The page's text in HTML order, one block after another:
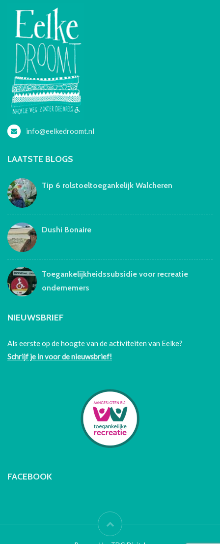
info@eelkedroomt.nl
LAATSTE BLOGS
Tip 6 rolstoeltoegankelijk Walcheren
Dushi Bonaire
Toegankelijkheidssubsidie voor recreatie
ondernemers
NIEUWSBRIEF
Als eerste op de hoogte van de activiteiten van Eelke?
Schrijf je in voor de nieuwsbrief!
FACEBOOK